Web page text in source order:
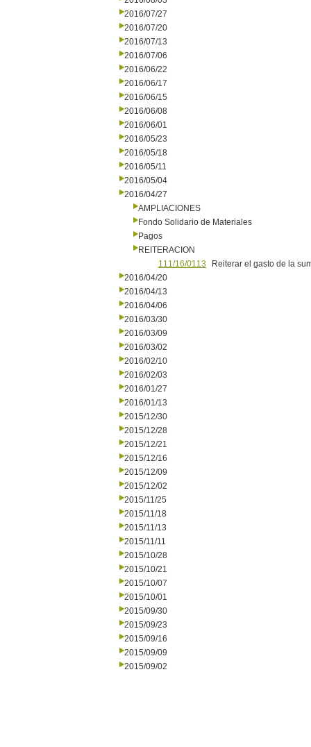
2016/07/27
2016/07/20
2016/07/13
2016/07/06
2016/06/22
2016/06/17
2016/06/15
2016/06/08
2016/06/01
2016/05/23
2016/05/18
2016/05/11
2016/05/04
2016/04/27
AMPLIACIONES
Fondo Solidario de Materiales
Pagos
REITERACION
111/16/0113
Reiterar el gasto de la
2016/04/20
2016/04/13
2016/04/06
2016/03/30
2016/03/09
2016/03/02
2016/02/10
2016/02/03
2016/01/27
2016/01/13
2015/12/30
2015/12/28
2015/12/21
2015/12/16
2015/12/09
2015/12/02
2015/11/25
2015/11/18
2015/11/13
2015/11/11
2015/10/28
2015/10/21
2015/10/07
2015/10/01
2015/09/30
2015/09/23
2015/09/16
2015/09/09
2015/09/02